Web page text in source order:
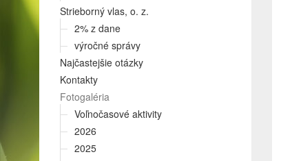
Strieborný vlas, o. z.
2% z dane
výročné správy
Najčastejšie otázky
Kontakty
Fotogaléria
Voľnočasové aktivity
2026
2025